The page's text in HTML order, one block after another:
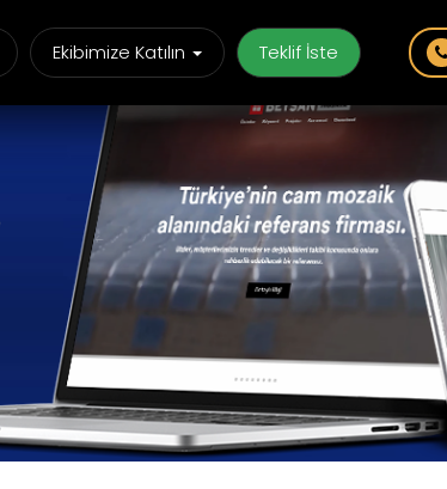
Ekibimize Katılın Teklif İste